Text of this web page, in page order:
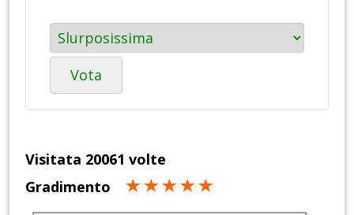
Vota
Visitata 20061 volte
Gradimento